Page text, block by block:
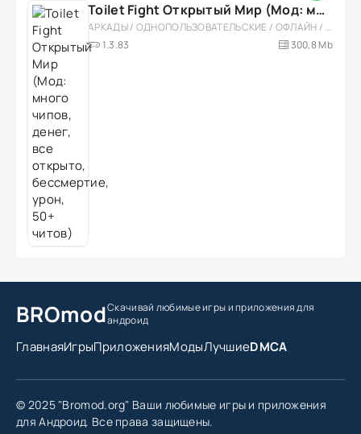
Toilet Fight Открытый Мир (Мод: много чипов, денег, все открыто, бессмертие, урон, 50+ читов)
АРКАДЫ / ОДНОПОЛЬЗОВАТЕЛЬСКИЕ / ОФЛАЙН / МОД / РОЛЕВЫЕ / ШУТЕРЫ / ОТКРЫТЫЙ МИР / ВСТРОЕННЫЙ КЕШ / 3D / ЭКШЕНЫ / ТУАЛЕТНЫЕ ВОЙНЫ / ДЛЯ ДЕТЕЙ
1.3.83
300,8 Mb
BROmodСкачивай любимые игрыи приложения для
андроид
ГлавнаяИгрыПриложенияМодыЛучшиеDMCA
© 2025 "Bromod.org" Ваши любимые игры и приложения
для Андроид. Все права защищены.